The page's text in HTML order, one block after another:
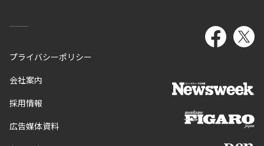
プライバシーポリシー
会社案内
採用情報
広告媒体資料